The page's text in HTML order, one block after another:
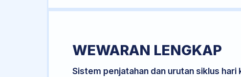
WEWARAN LENGKAP
Sistem penjatahan dan urutan siklus